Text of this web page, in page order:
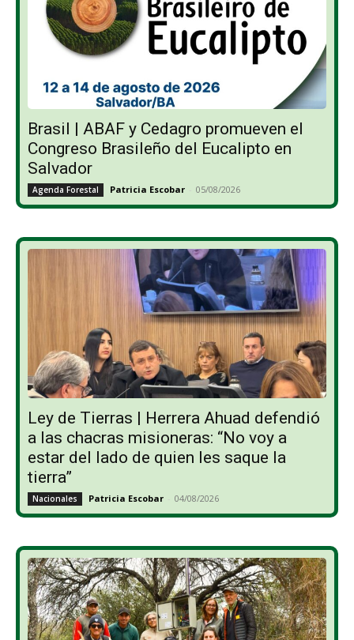
Brasil | ABAF y Cedagro promueven el
Congreso Brasileño del Eucalipto en
Salvador
Agenda Forestal Patricia Escobar - 05/08/2026
Ley de Tierras | Herrera Ahuad defendió
a las chacras misioneras: “No voy a
estar del lado de quien les saque la
tierra”
Nacionales Patricia Escobar - 04/08/2026